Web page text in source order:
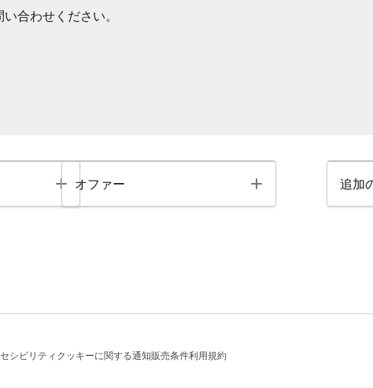
合わせください。
Toggle
オファー Toggle 追加
シビリティ クッキーに関する通知販売条件利用規約